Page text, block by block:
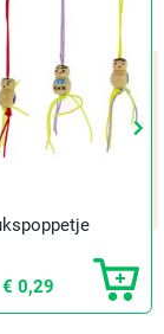
keyboard_arrow_right
keyboard_arrow_right
€ 0,29